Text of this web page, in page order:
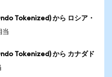
Tokenized) から ロシア・
当
Tokenized) から カナダド